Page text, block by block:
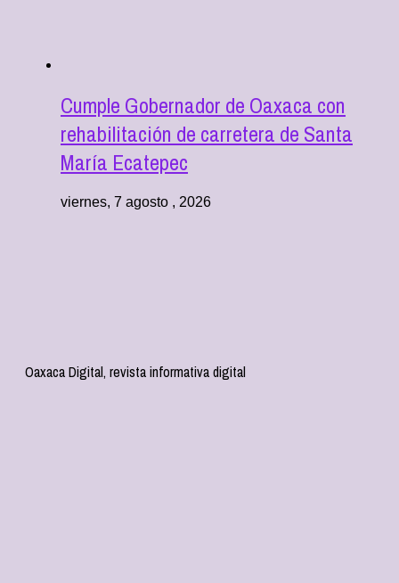
Cumple Gobernador de Oaxaca con
rehabilitación de carretera de Santa
María Ecatepec
viernes, 7 agosto , 2026
Oaxaca Digital, revista informativa digital